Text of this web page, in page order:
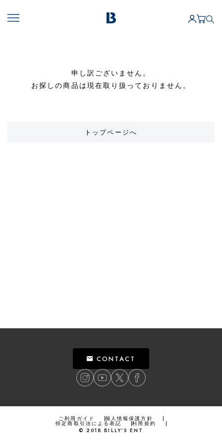
申し訳ございません。
お探しの商品は現在取り扱っておりません。
トップページへ
CONTACT
ご利用ガイド 個人情報保護方針
特定商取引法による表記
利用規約
© 2018 BILLY’S ENT